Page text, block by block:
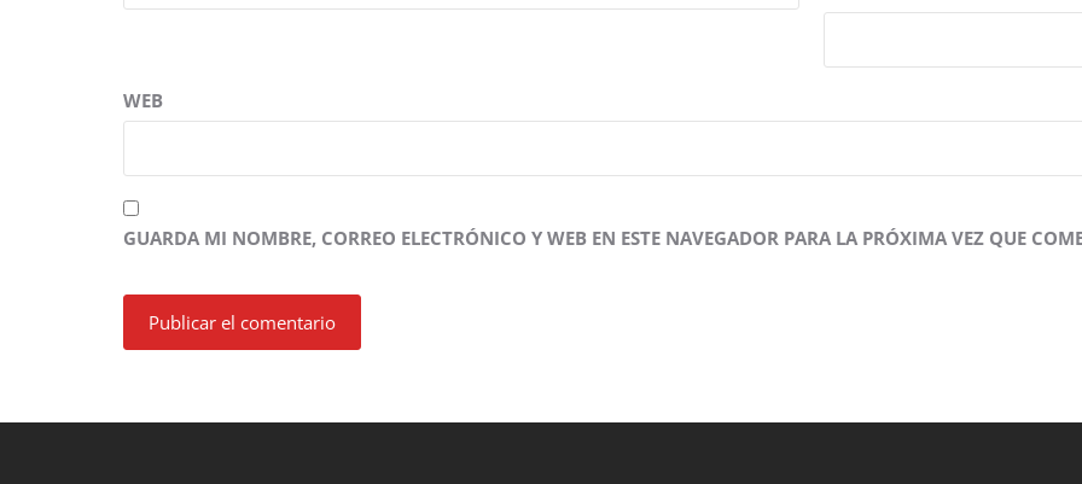
WEB
GUARDA MI NOMBRE, CORREO ELECTRÓNICO Y WEB EN ESTE NAVEGADOR PARA LA PRÓXIMA VEZ QUE